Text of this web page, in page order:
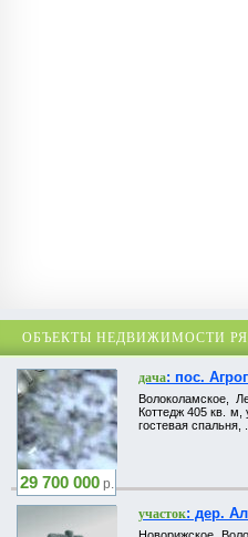
ОБЪЕКТЫ НЕДВИЖИМОСТИ
29 700 000р.
дача: пос.
Волоколамское,
Коттедж 405 кв. м,
гостевая спальня, ...
участок: дер.